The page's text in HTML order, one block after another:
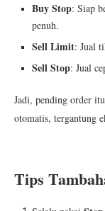
Buy Stop: Siap
penuh.
Sell Limit: Jual
Sell Stop: Jual
Jadi, pending order
otomatis, tergantung
Tips